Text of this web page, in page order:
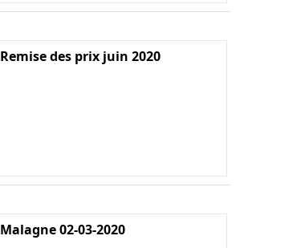
Remise des prix juin 2020
Malagne 02-03-2020